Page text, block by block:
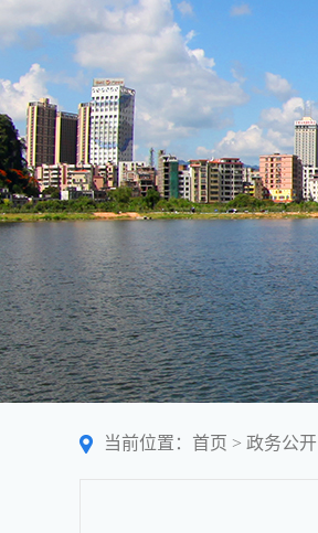
当前位置： 首页 > 政务公开